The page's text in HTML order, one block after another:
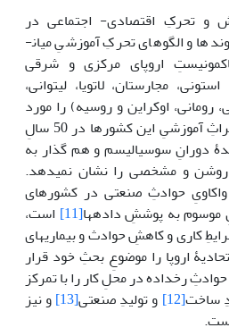
و تحرکِ اقتصادی-­ اجتماعی در
کشورهای پساکمونیست، روندها و الگوهای تحرکِ آموزشیِ میان­
پساکمونیستِ اروپای مرکزی و شرقی
مجارستان، لاتویا، لیتوانی،
رومانی، اوکراین و روسیه) را مورد
بررسی قرار داده است. میراثِ آموزشیِ این کشورها در 50 سالِ
دورانِ سوسیالیسم و هم گذار به
روشن و مشخصی را نشان نمی­دهد.
حوادثِ صنعتی در کشورهای
موسوم به پوششِ داده­ها[11]
است،
کاری و کاهشِ حوادث و بیماری­های
اروپا را موضوعِ بحثِ خود قرار
رخ­داده در محلِ کار را با تمرکز
ساخت[12] و تولیدِ صنعتی[13]
و نیز